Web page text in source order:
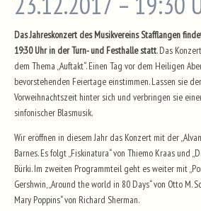
Das Jahreskonzert des Musikvereins Stafflangen
19:30 Uhr in der Turn- und Festhallestatt. Das
dem Thema „Auftakt“. Einen Tag vor dem Heiligen
bevorstehenden Feiertage einstimmen. Lassen sie
Vorweihnachtszeit hinter sich und verbringen sie
sinfonischer Blasmusik.
Wir eröffnen in diesem Jahr das Konzert mit der
Barnes. Es folgt „Fiskinatura“ von Thiemo Kraas und
Bürki. Im zweiten Programmteil geht es weiter mit
Gershwin, „Around the world in 80 Days“ von Otto M.
Mary Poppins“ von Richard Sherman.